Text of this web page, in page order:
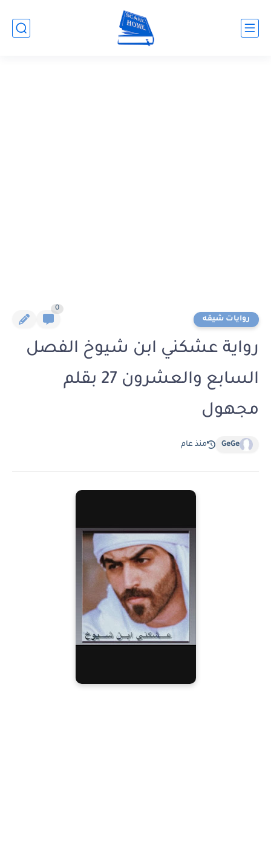
روايات شيقه
0
رواية عشكني ابن شيوخ الفصل
السابع والعشرون 27 بقلم
مجهول
GeGe منذ عام